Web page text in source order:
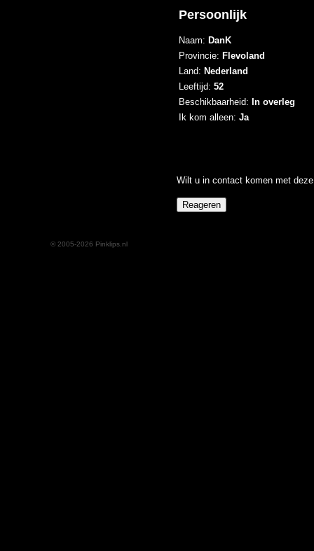
Persoonlijk
Naam: DanK
Provincie: Flevoland
Land: Nederland
Leeftijd: 52
Beschikbaarheid: In overleg
Ik kom alleen: Ja
Wilt u in contact komen met
© 2005-2026 Pinklips.nl